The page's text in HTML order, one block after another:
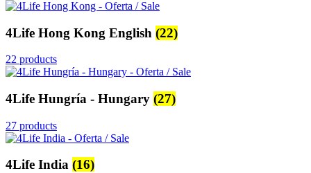
4Life Hong Kong English (22)
22 products
4Life Hungría - Hungary (27)
27 products
4Life India (16)